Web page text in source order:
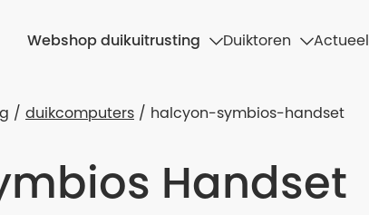
Webshop duikuitrusting Duiktoren Actueel
duikcomputers halcyon-symbios-handset
Handset